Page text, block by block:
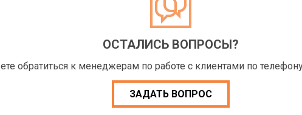
ОСТАЛИСЬ ВОПРОСЫ?
обратиться к менеджерам по работе с клиентами по
ЗАДАТЬ ВОПРОС